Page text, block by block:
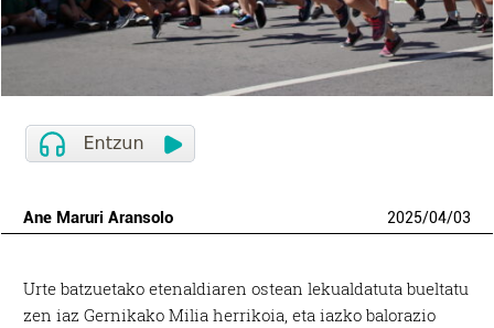
Ane Maruri Aransolo 2025/04/03
Urte batzuetako etenaldiaren ostean lekualdatuta bueltatu
zen iaz Gernikako Milia herrikoia, eta iazko balorazio